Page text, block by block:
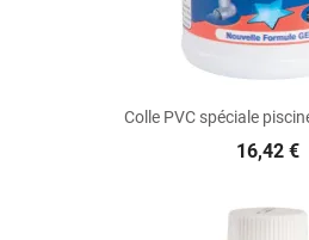
Colle PVC spéciale
16,42 €